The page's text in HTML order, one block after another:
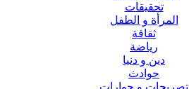
تحقيقات
المرأة و الطفل
ثقافة
رياضة
دين و دنيا
حوادث
تصريحات و حوارات